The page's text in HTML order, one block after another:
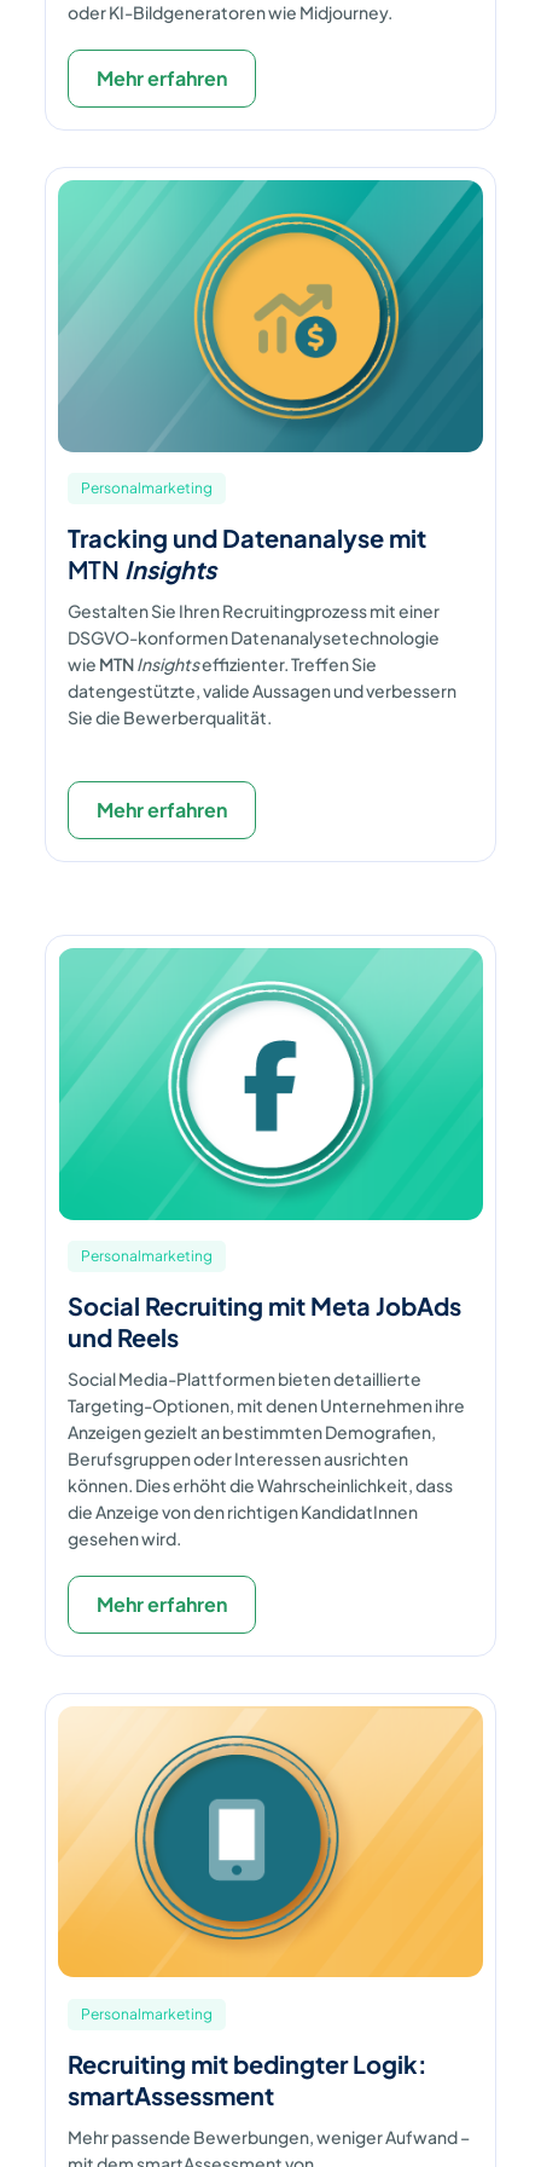
oder KI-Bildgeneratoren wie Midjourney.
Mehr erfahren
Personalmarketing
Tracking und Datenanalyse mit
MTN Insights
Gestalten Sie Ihren Recruitingprozess mit einer
DSGVO-konformen Datenanalysetechnologie
wie MTNInsightseffizienter. Treffen Sie
datengestützte, valide Aussagen und verbessern
Sie die Bewerberqualität.
Mehr erfahren
Personalmarketing
Social Recruiting mit Meta JobAds
und Reels
Social Media-Plattformen bieten detaillierte
Targeting-Optionen, mit denen Unternehmen ihre
Anzeigen gezielt an bestimmten Demografien,
Berufsgruppen oder Interessen ausrichten
können. Dies erhöht die Wahrscheinlichkeit, dass
die Anzeige von den richtigen KandidatInnen
gesehen wird.
Mehr erfahren
Personalmarketing
Recruiting mit bedingter Logik:
smartAssessment
Mehr passende Bewerbungen, weniger Aufwand –